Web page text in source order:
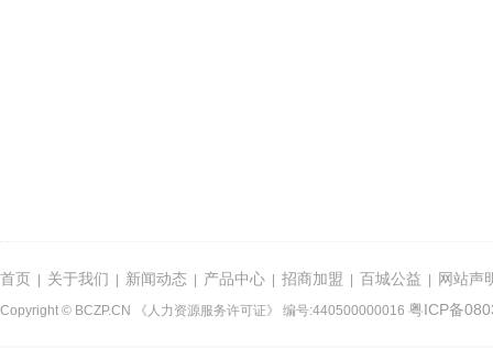
首页 关于我们 新闻动态 产品中心 招商加盟 百城公益 网站声
Copyright © BCZP.CN 《人力资源服务许可证》 编号:440500000016 粤ICP备